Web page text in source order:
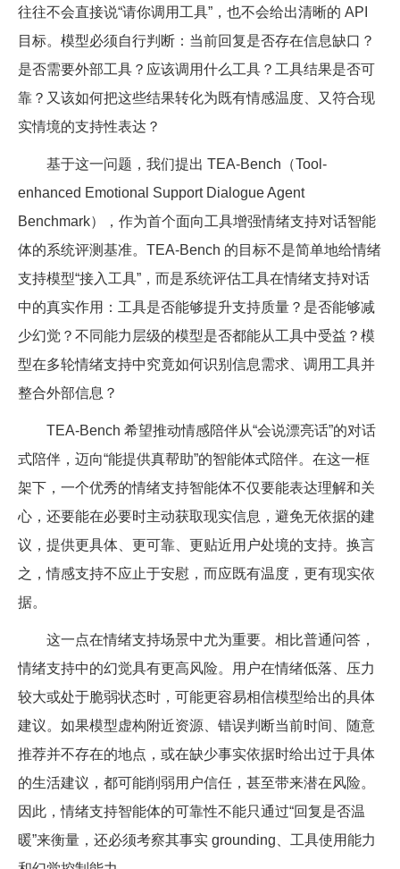
往往不会直接说“请你调用工具”，也不会给出清晰的 API
目标。模型必须自行判断：当前回复是否存在信息缺口？
是否需要外部工具？应该调用什么工具？工具结果是否可
靠？又该如何把这些结果转化为既有情感温度、又符合现
实情境的支持性表达？
基于这一问题，我们提出 TEA-Bench（Tool-
enhanced Emotional Support Dialogue Agent
Benchmark），作为首个面向工具增强情绪支持对话智能
体的系统评测基准。TEA-Bench 的目标不是简单地给情绪
支持模型“接入工具”，而是系统评估工具在情绪支持对话
中的真实作用：工具是否能够提升支持质量？是否能够减
少幻觉？不同能力层级的模型是否都能从工具中受益？模
型在多轮情绪支持中究竟如何识别信息需求、调用工具并
整合外部信息？
TEA-Bench 希望推动情感陪伴从“会说漂亮话”的对话
式陪伴，迈向“能提供真帮助”的智能体式陪伴。在这一框
架下，一个优秀的情绪支持智能体不仅要能表达理解和关
心，还要能在必要时主动获取现实信息，避免无依据的建
议，提供更具体、更可靠、更贴近用户处境的支持。换言
之，情感支持不应止于安慰，而应既有温度，更有现实依
据。
这一点在情绪支持场景中尤为重要。相比普通问答，
情绪支持中的幻觉具有更高风险。用户在情绪低落、压力
较大或处于脆弱状态时，可能更容易相信模型给出的具体
建议。如果模型虚构附近资源、错误判断当前时间、随意
推荐并不存在的地点，或在缺少事实依据时给出过于具体
的生活建议，都可能削弱用户信任，甚至带来潜在风险。
因此，情绪支持智能体的可靠性不能只通过“回复是否温
暖”来衡量，还必须考察其事实 grounding、工具使用能力